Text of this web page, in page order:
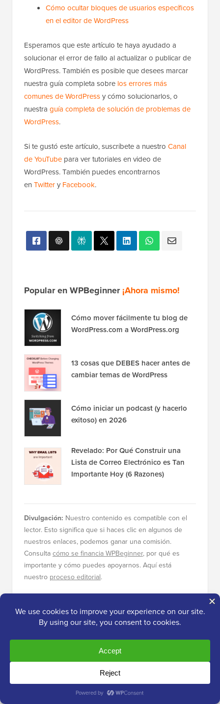
Cómo ocultar bloques de usuarios específicos
en el editor de WordPress
Esperamos que este artículo te haya ayudado a
solucionar el error de fallo al actualizar o publicar de
WordPress. También es posible que desees marcar
nuestra guía completa sobre los errores más
comunes de WordPressy cómo solucionarlos, o
nuestra guía completa de solución de problemas de
WordPress.
Si te gustó este artículo, suscríbete a nuestro Canal
de YouTube para ver tutoriales en video de
WordPress. También puedes encontrarnos
en Twittery Facebook.
Popular en WPBeginner¡Ahora mismo!
Cómo mover fácilmente tu blog de
WordPress.com a WordPress.org
13 cosas que DEBES hacer antes de
cambiar temas de WordPress
Cómo iniciar un podcast (y hacerlo
exitoso) en 2026
Revelado: Por Qué Construir una
Lista de Correo Electrónico es Tan
Importante Hoy (6 Razones)
Divulgación: Nuestro contenido es compatible con el
lector. Esto significa que si haces clic en algunos de
nuestros enlaces, podemos ganar una comisión.
Consulta cómo se financia WPBeginner, por qué es
importante y cómo puedes apoyarnos. Aquí está
nuestro proceso editorial.
Acerca del personal
El equipo editorial de WPBeginner es un
grupo de expertos en WordPress liderado por
experiencia en WordPress, alojamiento web,